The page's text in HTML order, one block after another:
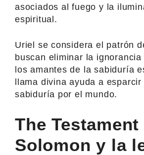
asociados al fuego y la
espiritual.
Uriel se considera el patrón
buscan eliminar la ignorancia
los amantes de la sabiduría
llama divina ayuda a
sabiduría por el mundo.
The
Solomon y la